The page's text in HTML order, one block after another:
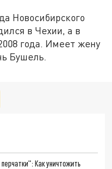
Новосибирского
в Чехии, а в
года. Имеет жену
Бушель.
Как уничтожить